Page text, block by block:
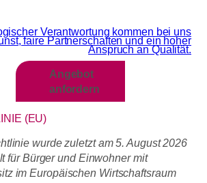
Verantwortung kommen bei uns
faire Partnerschaften und ein hoher
Anspruch an Qualität.​
Angebot
anfordern
(EU)
wurde zuletzt am 5. August 2026
für Bürger und Einwohner mit
im Europäischen Wirtschaftsraum